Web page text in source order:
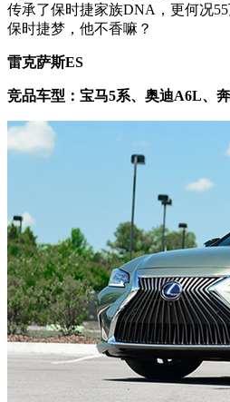
传承了保时捷家族DNA，更何况
保时捷梦，他不香嘛？
雷克萨斯ES
竞品车型：宝马5系、奥迪A6L、奔